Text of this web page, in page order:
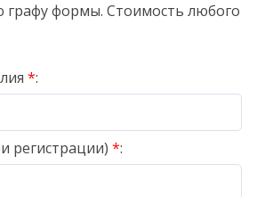
формы. Стоимость любого
*:
регистрации) *: